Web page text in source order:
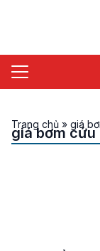
Trang chủ » giá
giá bơm cứu